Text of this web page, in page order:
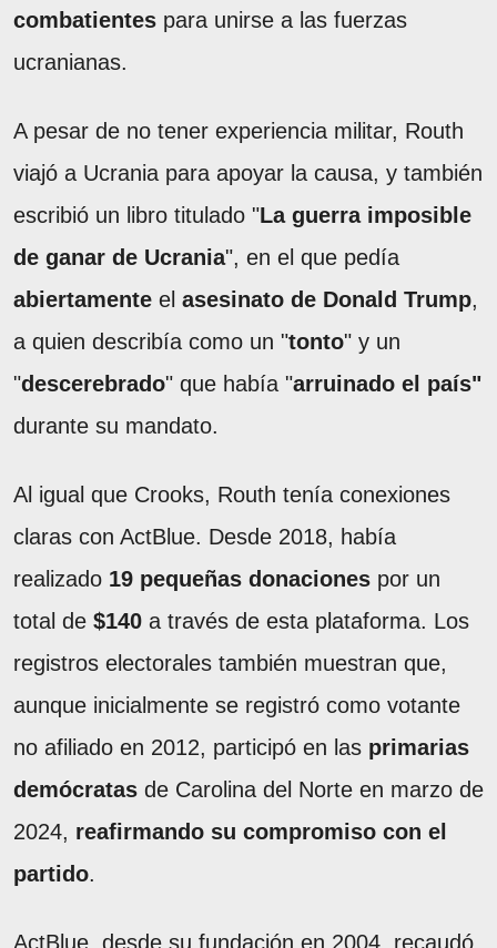
combatientes para unirse a las fuerzas
ucranianas.
A pesar de no tener experiencia militar, Routh
viajó a Ucrania para apoyar la causa, y también
escribió un libro titulado "La guerra imposible
de ganar de Ucrania", en el que pedía
abiertamente el asesinato de Donald Trump,
a quien describía como un "tonto" y un
"descerebrado" que había "arruinado el país"
durante su mandato.
Al igual que Crooks, Routh tenía conexiones
claras con ActBlue. Desde 2018, había
realizado 19 pequeñas donaciones por un
total de $140 a través de esta plataforma. Los
registros electorales también muestran que,
aunque inicialmente se registró como votante
no afiliado en 2012, participó en las primarias
demócratas de Carolina del Norte en marzo de
2024, reafirmando su compromiso con el
partido.
ActBlue, desde su fundación en 2004, recaudó